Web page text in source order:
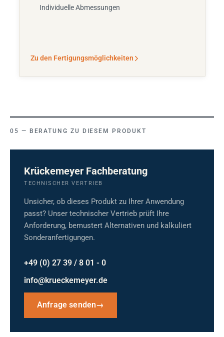
Individuelle Abmessungen
Zu den Fertigungsmöglichkeiten
BERATUNG ZU DIESEM PRODUKT
Krückemeyer Fachberatung
TECHNISCHER VERTRIEB
Unsicher, ob dieses Produkt zu Ihrer Anwendung
passt? Unser technischer Vertrieb prüft Ihre
Anforderung, bemustert Alternativen und kalkuliert
Sonderanfertigungen.
+49 (0) 27 39 / 8 01 - 0
info@krueckemeyer.de
Anfrage senden→